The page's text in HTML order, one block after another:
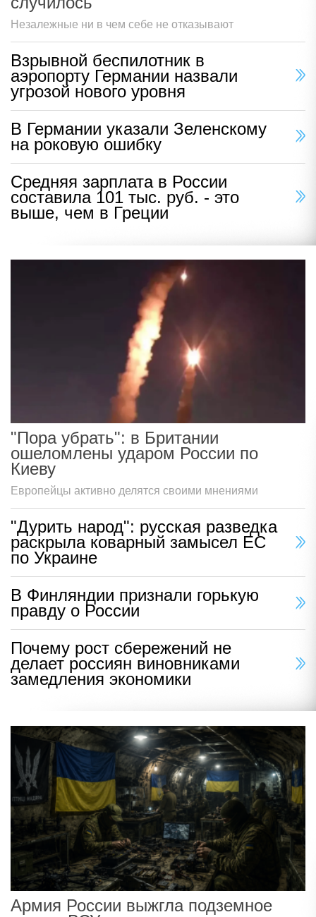
Незалежные ни в чем себе не отказывают
Взрывной беспилотник в
аэропорту Германии назвали
угрозой нового уровня
В Германии указали Зеленскому
на роковую ошибку
Средняя зарплата в России
составила 101 тыс. руб. - это
выше, чем в Греции
"Пора убрать": в Британии
ошеломлены ударом России по
Киеву
Европейцы активно делятся своими мнениями
"Дурить народ": русская разведка
раскрыла коварный замысел ЕС
по Украине
В Финляндии признали горькую
правду о России
Почему рост сбережений не
делает россиян виновниками
замедления экономики
Армия России выжгла подземное